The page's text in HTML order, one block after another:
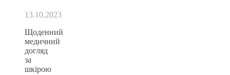
13.10.2023
Щоденний
медичний
догляд
за
шкірою